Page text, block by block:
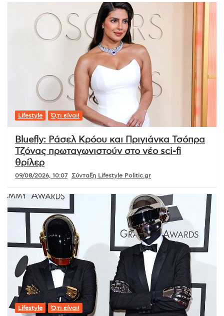
Lifestyle Ό,τι είναι!
Bluefly: Ράσελ Κρόου και Πριγιάνκα Τσόπρα
Τζόνας πρωταγωνιστούν στο νέο sci-fi
θρίλερ
09/08/2026, 10:07 Σύνταξη Lifestyle Politic.gr
Lifestyle Ό,τι είναι!